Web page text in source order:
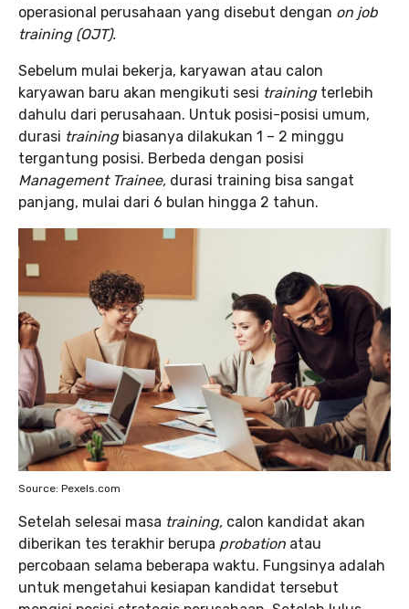
operasional perusahaan yang disebut dengan on job
training (OJT).
Sebelum mulai bekerja, karyawan atau calon
karyawan baru akan mengikuti sesi trainingterlebih
dahulu dari perusahaan. Untuk posisi-posisi umum,
durasi trainingbiasanya dilakukan 1 – 2 minggu
tergantung posisi. Berbeda dengan posisi
Management Trainee, durasi training bisa sangat
panjang, mulai dari 6 bulan hingga 2 tahun.
Source: Pexels.com
Setelah selesai masa training, calon kandidat akan
diberikan tes terakhir berupa probation atau
percobaan selama beberapa waktu. Fungsinya adalah
untuk mengetahui kesiapan kandidat tersebut